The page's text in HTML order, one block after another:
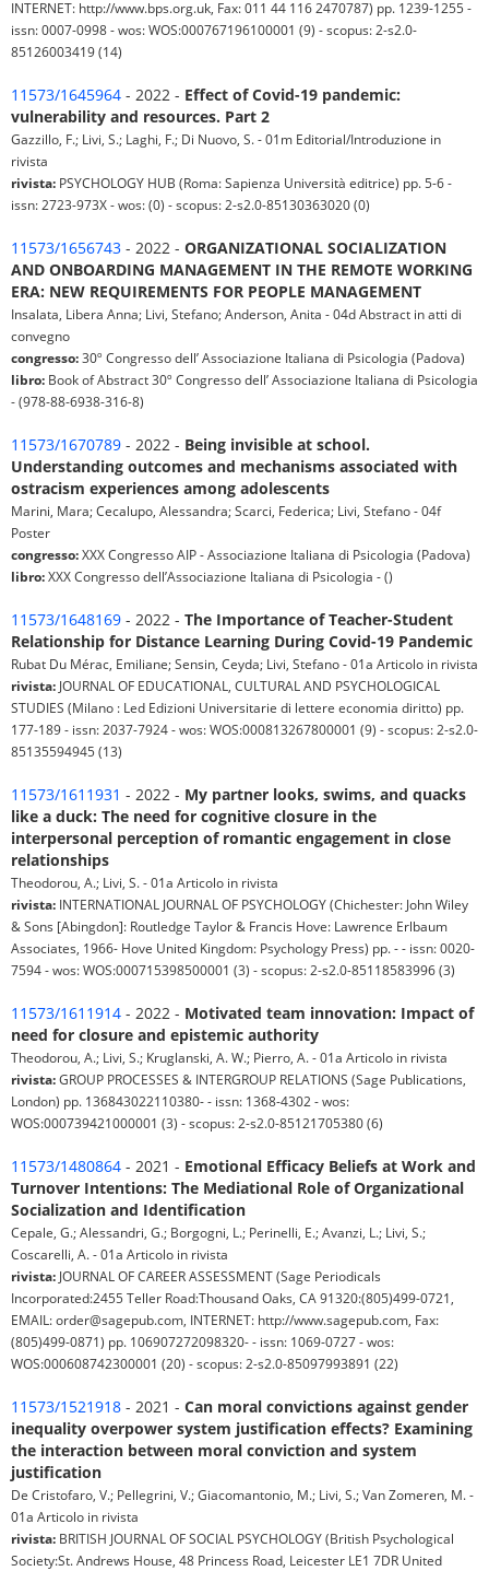
INTERNET: http://www.bps.org.uk, Fax: 011 44 116 2470787) pp. 1239-1255 -
issn: 0007-0998 - wos: WOS:000767196100001 (9) - scopus: 2-s2.0-
85126003419 (14)
11573/1645964 - 2022 - Effect of Covid-19 pandemic:
vulnerability and resources. Part 2
Gazzillo, F.; Livi, S.; Laghi, F.; Di Nuovo, S. - 01m Editorial/Introduzione in
rivista
rivista: PSYCHOLOGY HUB (Roma: Sapienza Università editrice) pp. 5-6 -
issn: 2723-973X - wos: (0) - scopus: 2-s2.0-85130363020 (0)
11573/1656743 - 2022 - ORGANIZATIONAL SOCIALIZATION
AND ONBOARDING MANAGEMENT IN THE REMOTE WORKING
ERA: NEW REQUIREMENTS FOR PEOPLE MANAGEMENT
Insalata, Libera Anna; Livi, Stefano; Anderson, Anita - 04d Abstract in atti di
convegno
congresso:30º Congresso dell’ Associazione Italiana di Psicologia (Padova)
libro: Book of Abstract 30º Congresso dell’ Associazione Italiana di Psicologia
- (978-88-6938-316-8)
11573/1670789 - 2022 - Being invisible at school.
Understanding outcomes and mechanisms associated with
ostracism experiences among adolescents
Marini, Mara; Cecalupo, Alessandra; Scarci, Federica; Livi, Stefano - 04f
Poster
congresso:XXX Congresso AIP - Associazione Italiana di Psicologia (Padova)
libro:XXX Congresso dell’Associazione Italiana di Psicologia - ()
11573/1648169 - 2022 - The Importance of Teacher-Student
Relationship for Distance Learning During Covid-19 Pandemic
Rubat Du Mérac, Emiliane; Sensin, Ceyda; Livi, Stefano - 01a Articolo in rivista
rivista: JOURNAL OF EDUCATIONAL, CULTURAL AND PSYCHOLOGICAL
STUDIES (Milano : Led Edizioni Universitarie di lettere economia diritto) pp.
177-189 - issn: 2037-7924 - wos: WOS:000813267800001 (9) - scopus: 2-s2.0-
85135594945 (13)
11573/1611931 - 2022 - My partner looks, swims, and quacks
like a duck: The need for cognitive closure in the
interpersonal perception of romantic engagement in close
relationships
Theodorou, A.; Livi, S. - 01a Articolo in rivista
rivista: INTERNATIONAL JOURNAL OF PSYCHOLOGY (Chichester: John Wiley
& Sons [Abingdon]: Routledge Taylor & Francis Hove: Lawrence Erlbaum
Associates, 1966- Hove United Kingdom: Psychology Press) pp. - - issn: 0020-
7594 - wos: WOS:000715398500001 (3) - scopus: 2-s2.0-85118583996 (3)
11573/1611914 - 2022 - Motivated team innovation: Impact of
need for closure and epistemic authority
Theodorou, A.; Livi, S.; Kruglanski, A. W.; Pierro, A. - 01a Articolo in rivista
rivista:GROUP PROCESSES & INTERGROUP RELATIONS (Sage Publications,
London) pp. 136843022110380- - issn: 1368-4302 - wos:
WOS:000739421000001 (3) - scopus: 2-s2.0-85121705380 (6)
11573/1480864 - 2021 - Emotional Efficacy Beliefs at Work and
Turnover Intentions: The Mediational Role of Organizational
Socialization and Identification
Cepale, G.; Alessandri, G.; Borgogni, L.; Perinelli, E.; Avanzi, L.; Livi, S.;
Coscarelli, A. - 01a Articolo in rivista
rivista: JOURNAL OF CAREER ASSESSMENT (Sage Periodicals
Incorporated:2455 Teller Road:Thousand Oaks, CA 91320:(805)499-0721,
EMAIL: order@sagepub.com, INTERNET: http://www.sagepub.com, Fax:
(805)499-0871) pp. 106907272098320- - issn: 1069-0727 - wos:
WOS:000608742300001 (20) - scopus: 2-s2.0-85097993891 (22)
11573/1521918 - 2021 - Can moral convictions against gender
inequality overpower system justification effects? Examining
the interaction between moral conviction and system
justification
De Cristofaro, V.; Pellegrini, V.; Giacomantonio, M.; Livi, S.; Van Zomeren, M. -
01a Articolo in rivista
rivista: BRITISH JOURNAL OF SOCIAL PSYCHOLOGY (British Psychological
Society:St. Andrews House, 48 Princess Road, Leicester LE1 7DR United